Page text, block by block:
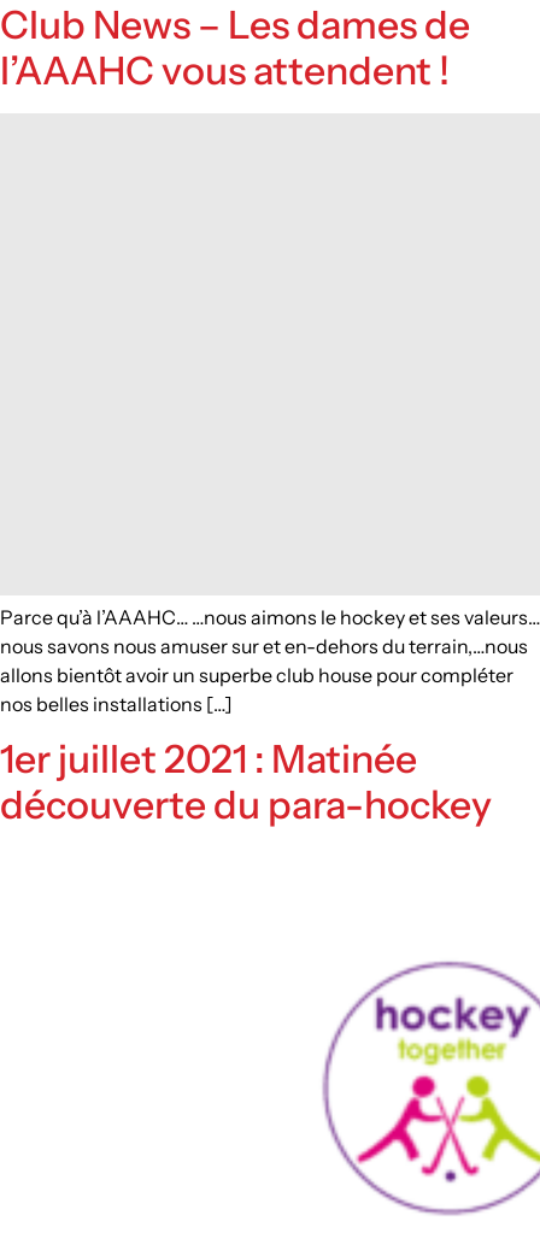
Club News – Les dames de
l’AAAHC vous attendent !
Parce qu’à l’AAAHC… …nous aimons le hockey et ses valeurs…
nous savons nous amuser sur et en-dehors du terrain,…nous
allons bientôt avoir un superbe club house pour compléter
nos belles installations […]
1er juillet 2021 : Matinée
découverte du para-hockey